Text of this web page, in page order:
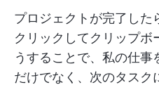
プロジェクトが完了した
クリックしてクリップボ
うすることで、私の仕事
だけでなく、次のタスク